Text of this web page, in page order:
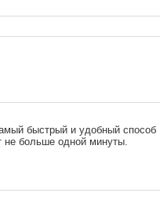
быстрый и удобный способ
не больше одной минуты.